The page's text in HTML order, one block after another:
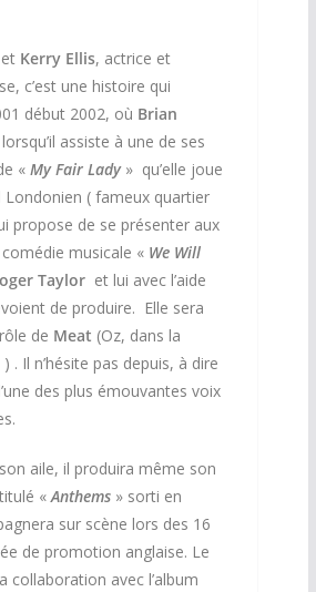
Kerry Ellis, actrice et
c’est une histoire qui
début 2002, où Brian
assiste à une de ses
« My Fair Lady » qu’elle joue
Londonien ( fameux quartier
propose de se présenter aux
musicale « We Will
Taylor et lui avec l’aide
de produire. Elle sera
de Meat (Oz, dans la
. Il n’hésite pas depuis, à dire
des plus émouvantes voix
aile, il produira même son
«Anthems» sorti en
sur scène lors des 16
de promotion anglaise. Le
collaboration avec l’album